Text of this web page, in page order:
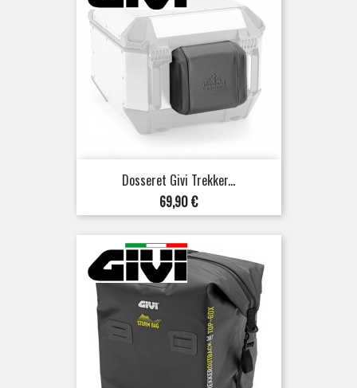
Dosseret Givi Trekker...
Prix
69,90 €